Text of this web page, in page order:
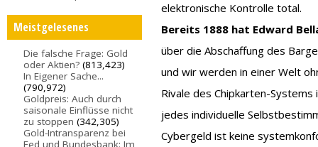
Meistgelesenes
Die falsche Frage: Gold
oder Aktien? (813,423)
In Eigener Sache...
(790,972)
Goldpreis: Auch durch
saisonale Einflüsse nicht
zu stoppen (342,305)
Gold-Intransparenz bei
Fed und Bundesbank: Im
elektronische Kontrolle total.
Bereits 1888 hat Edward
über die Abschaffung des
und wir werden in einer Welt
Rivale des Chipkarten-
jedes individuelle
Cybergeld ist keine